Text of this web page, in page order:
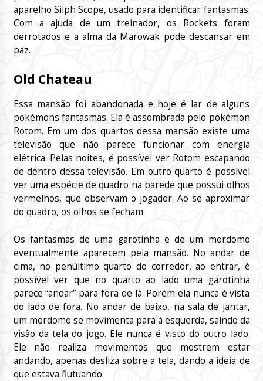
aparelho Silph Scope, usado para identificar fantasmas.
Com a ajuda de um treinador, os Rockets foram
derrotados e a alma da Marowak pode descansar em
paz.
Old Chateau
Essa mansão foi abandonada e hoje é lar de alguns
pokémons fantasmas. Ela é assombrada pelo pokémon
Rotom. Em um dos quartos dessa mansão existe uma
televisão que não parece funcionar com energia
elétrica. Pelas noites, é possível ver Rotom escapando
de dentro dessa televisão. Em outro quarto é possível
ver uma espécie de quadro na parede que possui olhos
vermelhos, que observam o jogador. Ao se aproximar
do quadro, os olhos se fecham.
Os fantasmas de uma garotinha e de um mordomo
eventualmente aparecem pela mansão. No andar de
cima, no penúltimo quarto do corredor, ao entrar, é
possível ver que no quarto ao lado uma garotinha
parece “andar” para fora de lá. Porém ela nunca é vista
do lado de fora. No andar de baixo, na sala de jantar,
um mordomo se movimenta para à esquerda, saindo da
visão da tela do jogo. Ele nunca é visto do outro lado.
Ele não realiza movimentos que mostrem estar
andando, apenas desliza sobre a tela, dando a ideia de
que estava flutuando.